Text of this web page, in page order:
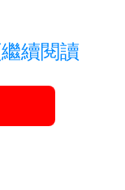
續閱讀